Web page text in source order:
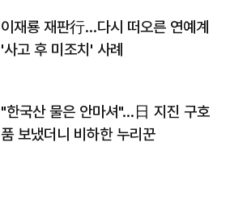
이재룡 재판行…다시 떠오른 연예계
'사고 후 미조치' 사례
"한국산 물은 안마셔"…日 지진 구호
품 보냈더니 비하한 누리꾼